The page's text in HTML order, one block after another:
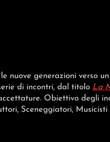
le nuove generazioni verso
di incontri, dal titolo La
Obiettivo degli
Sceneggiatori,